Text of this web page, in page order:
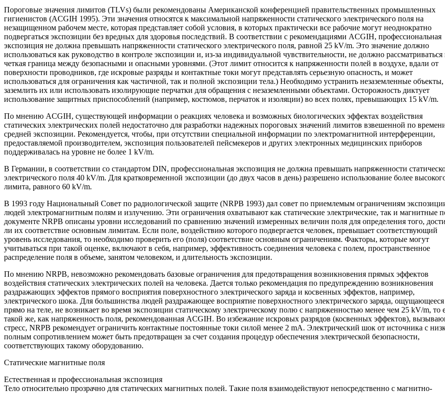
Пороговые значения лимитов (TLVs) были рекомендованы Американской конференцией правительственных промышленных
гигиенистов (ACGIH 1995). Эти значения относятся к максимальной напряженности статического электрического поля на
незащищенном рабочем месте, которая представляет собой условия, в которых практически все рабочие могут неоднократно
подвергаться экспозиции без вредных для здоровья последствий. В соответствии с рекомендациями ACGIH, профессиональная
экспозиция не должна превышать напряженности статического электрического поля, равной 25 kV/m. Это значение должно
использоваться как руководство в контроле экспозиции и, из-за индивидуальной чувствительности, не должно рассматриваться
четкая граница между безопасными и опасными уровнями. (Этот лимит относится к напряженности полей в воздухе, вдали от
поверхности проводников, где искровые разряды и контактные токи могут представлять серьезную опасность, и может
использоваться для ограничения как частичной, так и полной экспозиции тела.) Необходимо устранить незаземленные объекты,
заземлить их или использовать изолирующие перчатки для обращения с незаземленными объектами. Осторожность диктует
использование защитных приспособлений (например, костюмов, перчаток и изоляции) во всех полях, превышающих 15 kV/m.
По мнению ACGIH, существующей информации о реакциях человека и возможных биологических эффектах воздействия
статических электрических полей недостаточно для разработки надежных пороговых значений лимитов взвешенной по
средней экспозиции. Рекомендуется, чтобы, при отсутствии специальной информации по электромагнитной интерференции,
предоставляемой производителем, экспозиция пользователей пейсмекеров и других электронных медицинских приборов
поддерживалась на уровне не более 1 kV/m.
В Германии, в соответствии со стандартом DIN, профессиональная экспозиция не должна превышать напряженности
электрического поля 40 kV/m. Для кратковременной экспозиции (до двух часов в день) разрешено использование более
лимита, равного 60 kV/m.
В 1993 году Национальный Совет по радиологической защите (NRPB 1993) дал совет по приемлемым ограничениям
людей электромагнитным полям и излучению. Эти ограничения охватывают как статические электрические, так и магнитные
документе NRPB описаны уровни исследований по сравнению значений измеренных величин поля для определения того,
ли их соответствие основным лимитам. Если поле, воздействию которого подвергается человек, превышает соответствующий
уровень исследования, то необходимо проверить его (поля) соответствие основным ограничениям. Факторы, которые могут
учитываться при такой оценке, включают в себя, например, эффективность соединения человека с полем, пространственное
распределение поля в объеме, занятом человеком, и длительность экспозиции.
По мнению NRPB, невозможно рекомендовать базовые ограничения для предотвращения возникновения прямых эффектов
воздействия статических электрических полей на человека. Дается только рекомендация по предупреждению возникновения
раздражающих эффектов прямого восприятия поверхностного электрического заряда и косвенных эффектов, например,
электрического шока. Для большинства людей раздражающее восприятие поверхностного электрического заряда, ощущающееся
прямо на теле, не возникает во время экспозиции статическому электрическому полю с напряженностью менее чем 25 kV/m, то
такой же, как напряженность поля, рекомендованная ACGIH. Во избежание искровых разрядов (косвенных эффектов),
стресс, NRPB рекомендует ограничить контактные постоянные токи силой менее 2 mA. Электрический шок от источника с
полным сопротивлением может быть предотвращен за счет создания процедур обеспечения электрической безопасности,
соответствующих такому оборудованию.
Статические магнитные поля
Естественная и профессиональная экспозиция
Тело относительно прозрачно для статических магнитных полей. Такие поля взаимодействуют непосредственно с магнитно-